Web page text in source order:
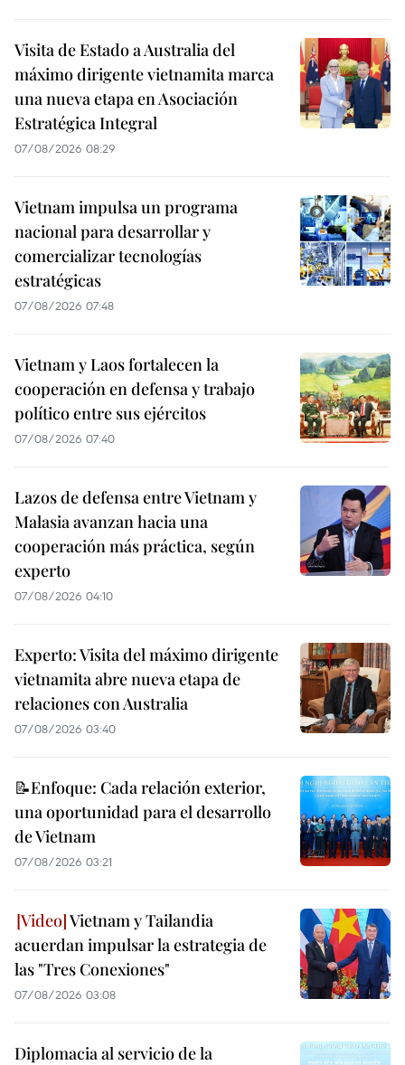
Visita de Estado a Australia del
máximo dirigente vietnamita marca
una nueva etapa en Asociación
Estratégica Integral
07/08/2026 08:29
Vietnam impulsa un programa
nacional para desarrollar y
comercializar tecnologías
estratégicas
07/08/2026 07:48
Vietnam y Laos fortalecen la
cooperación en defensa y trabajo
político entre sus ejércitos
07/08/2026 07:40
Lazos de defensa entre Vietnam y
Malasia avanzan hacia una
cooperación más práctica, según
experto
07/08/2026 04:10
Experto: Visita del máximo dirigente
vietnamita abre nueva etapa de
relaciones con Australia
07/08/2026 03:40
📝Enfoque: Cada relación exterior,
una oportunidad para el desarrollo
de Vietnam
07/08/2026 03:21
Vietnam y Tailandia
acuerdan impulsar la estrategia de
las "Tres Conexiones"
07/08/2026 03:08
Diplomacia al servicio de la